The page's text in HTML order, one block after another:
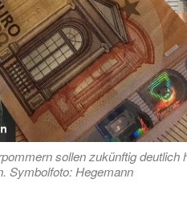
sollen zukünftig deutlich
Symbolfoto: Hegemann